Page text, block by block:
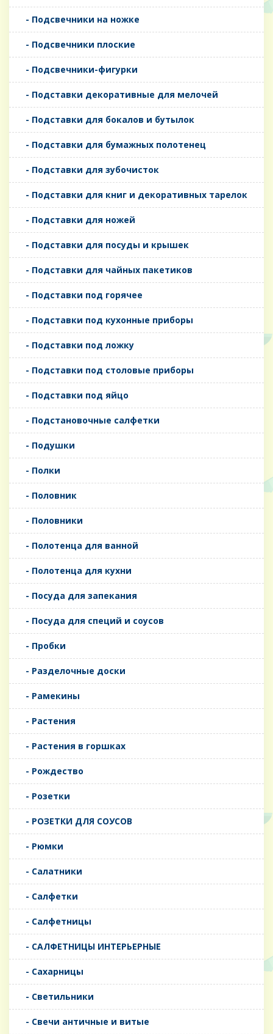
- Подсвечники на ножке
- Подсвечники плоские
- Подсвечники-фигурки
- Подставки декоративные для мелочей
- Подставки для бокалов и бутылок
- Подставки для бумажных полотенец
- Подставки для зубочисток
- Подставки для книг и декоративных тарелок
- Подставки для ножей
- Подставки для посуды и крышек
- Подставки для чайных пакетиков
- Подставки под горячее
- Подставки под кухонные приборы
- Подставки под ложку
- Подставки под столовые приборы
- Подставки под яйцо
- Подстановочные салфетки
- Подушки
- Полки
- Половник
- Половники
- Полотенца для ванной
- Полотенца для кухни
- Посуда для запекания
- Посуда для специй и соусов
- Пробки
- Разделочные доски
- Рамекины
- Растения
- Растения в горшках
- Рождество
- Розетки
- РОЗЕТКИ ДЛЯ СОУСОВ
- Рюмки
- Салатники
- Салфетки
- Салфетницы
- САЛФЕТНИЦЫ ИНТЕРЬЕРНЫЕ
- Сахарницы
- Светильники
- Свечи античные и витые